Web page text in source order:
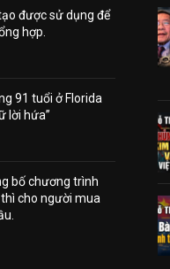
được sử dụng để
hợp.
91 tuổi ở Florida
lời hứa”
bố chương trình
cho người mua